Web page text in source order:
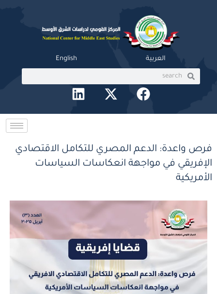
العربية English
Search
Search
F
a
c
b
o
o
X
t
i
t
r
L
i
n
e
d
فرص واعدة: الدعم المصري للتكامل الاقتصادي
الإفريقي في مواجهة انعكاسات السياسات
الأمريكية